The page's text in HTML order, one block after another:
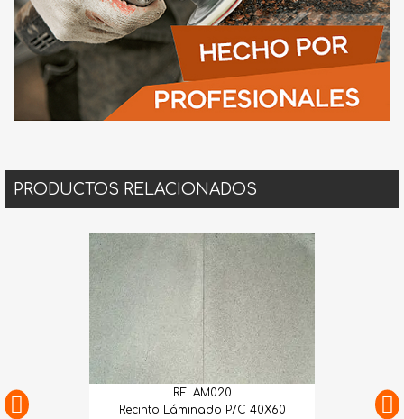
PRODUCTOS RELACIONADOS
RELAM020
Recinto Láminado P/C 40X60